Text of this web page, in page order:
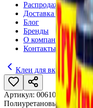
Распродажа
Доставка и оплата
Блог
Бренды
О компании
Контакты
Клеи для вклейки
Артикул: 006105 Бренд:
Полиуретановый клей